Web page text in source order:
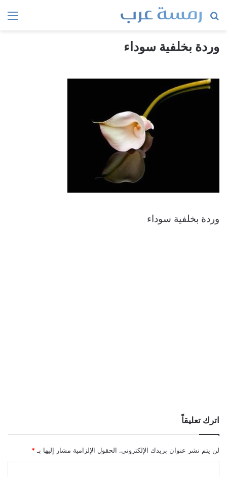
بحث
وردة بخلفية سوداء
وردة بخلفية سوداء
اترك تعليقاً
لن يتم نشر عنوان بريدك الإلكتروني. الحقول الإلزامية مشار إليها بـ *